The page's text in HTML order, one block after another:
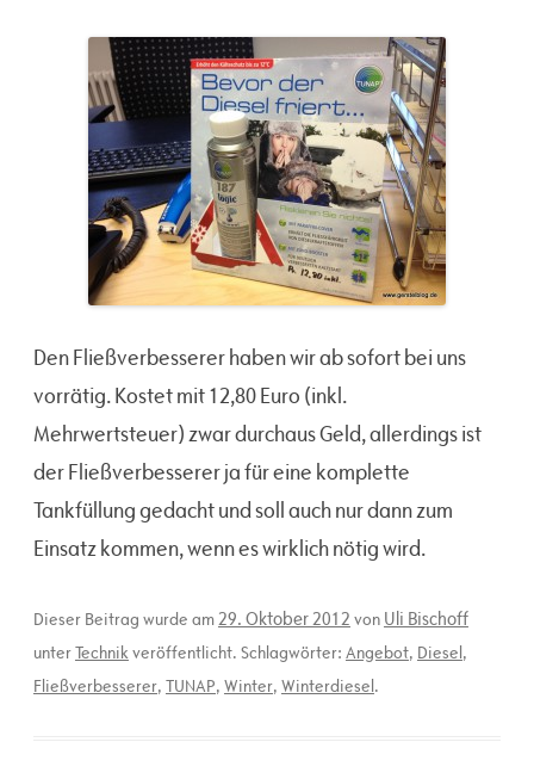
Den Fließverbesserer haben wir ab sofort bei uns
vorrätig. Kostet mit 12,80 Euro (inkl.
Mehrwertsteuer) zwar durchaus Geld, allerdings ist
der Fließverbesserer ja für eine komplette
Tankfüllung gedacht und soll auch nur dann zum
Einsatz kommen, wenn es wirklich nötig wird.
Dieser Beitrag wurde am29. Oktober 2012 von Uli Bischoff
unterTechnikveröffentlicht. Schlagwörter: Angebot, Diesel ,
Fließverbesserer, TUNAP, Winter, Winterdiesel .